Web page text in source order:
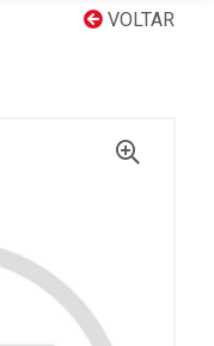
VOLTAR